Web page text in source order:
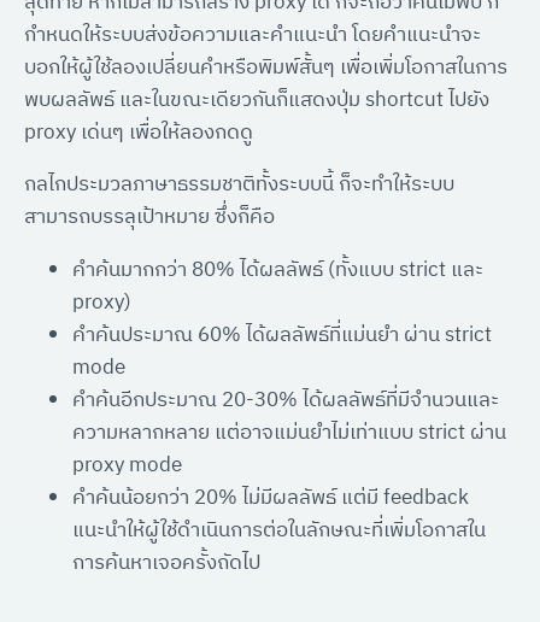
กำหนดให้ระบบส่งข้อความและคำแนะนำ โดยคำแนะนำจะ
บอกให้ผู้ใช้ลองเปลี่ยนคำหรือพิมพ์สั้นๆ เพื่อเพิ่มโอกาสในการ
พบผลลัพธ์ และในขณะเดียวกันก็แสดงปุ่ม shortcut ไปยัง
proxy เด่นๆ เพื่อให้ลองกดดู
กลไกประมวลภาษาธรรมชาติทั้งระบบนี้ ก็จะทำให้ระบบ
สามารถบรรลุเป้าหมาย ซึ่งก็คือ
คำค้นมากกว่า 80% ได้ผลลัพธ์ (ทั้งแบบ strict และ
proxy)
คำค้นประมาณ 60% ได้ผลลัพธ์ที่แม่นยำ ผ่าน strict
mode
คำค้นอีกประมาณ 20-30% ได้ผลลัพธ์ที่มีจำนวนและ
ความหลากหลาย แต่อาจแม่นยำไม่เท่าแบบ strict ผ่าน
proxy mode
คำค้นน้อยกว่า 20% ไม่มีผลลัพธ์ แต่มี feedback
แนะนำให้ผู้ใช้ดำเนินการต่อในลักษณะที่เพิ่มโอกาสใน
การค้นหาเจอครั้งถัดไป